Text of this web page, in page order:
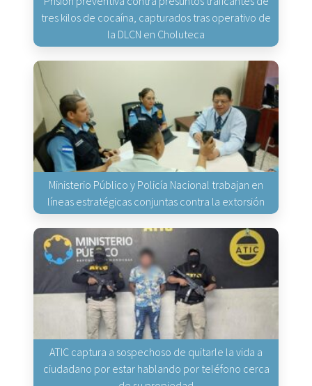
tres kilos de cocaína, capturados tras operativo de
la DLCN en Choluteca
Ministerio Público y Policía Nacional trabajan en
líneas estratégicas conjuntas contra la extorsión
ATIC captura a sospechoso de quitarle la vida a
ciudadano por estar hablando por teléfono cerca